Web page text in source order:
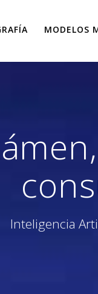
MODELOS
Inteligencia